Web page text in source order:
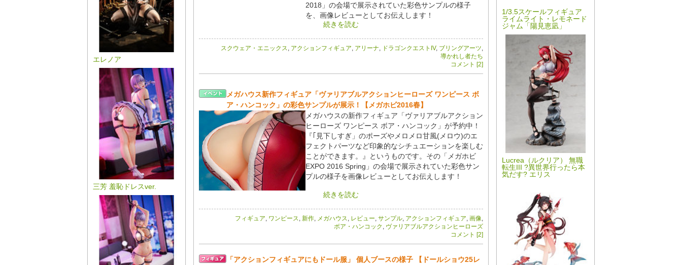
エレノア
三芳 羞恥ドレスver.
2018」の会場で展示されていた彩色サンプルの様子
を、画像レビューとしてお伝えします！
続きを読む
スクウェア・エニックス, アクションフィギュア, アリーナ, ドラゴンクエストIV, ブリングアーツ,
導かれし者たち
コメント [2]
メガハウス新作フィギュア「ヴァリアブルアクションヒーローズ ワンピース ボ
ア・ハンコック」の彩色サンプルが展示！【メガホビ2016春】
メガハウスの新作フィギュア「ヴァリアブルアクション
ヒーローズ ワンピース ボア・ハンコック」が予約中！
『｢見下しすぎ」のポーズやメロメロ甘風(メロウ)のエ
フェクトパーツなど印象的なシチュエーションを楽しむ
ことができます。』というものです。その「メガホビ
EXPO 2016 Spring」の会場で展示されていた彩色サン
プルの様子を画像レビューとしてお伝えします！
続きを読む
フィギュア ワンピース 新作 メガハウス レビュー サンプル アクションフィギュア 画像
ボア・ハンコック
ヴァリアブルアクションヒーローズ
コメント [2]
「アクションフィギュアにもドール服」 個人ブースの様子 【ドールショウ25レ
1/3.5スケールフィギュア
ライムライト・レモネード
ジャム「陽見恵凪」
Lucrea（ルクリア） 無職
転生III ?異世界行ったら本
気だす? エリス